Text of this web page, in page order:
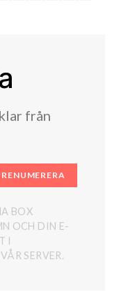
från
BOX
OCH DIN E-
I
SERVER.